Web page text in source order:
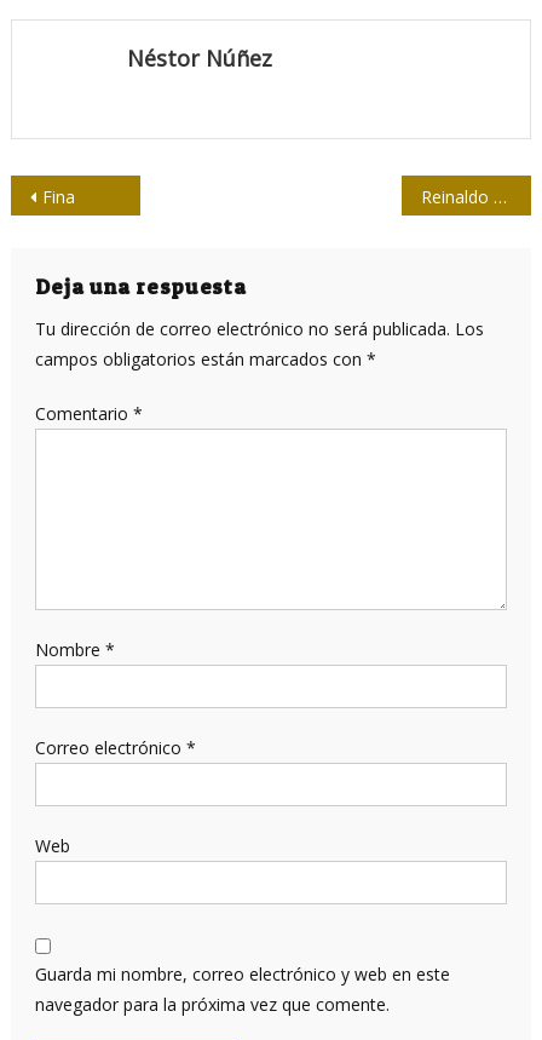
Néstor Núñez
Navegación
entradas
Fina Reinaldo Cedeño, un Quijote a pleno sol
Deja una respuesta
Tu dirección de correo electrónico no será publicada. Los
campos obligatorios están marcados con *
Comentario *
Nombre *
Correo electrónico *
Web
Guarda mi nombre, correo electrónico y web en este
navegador para la próxima vez que comente.